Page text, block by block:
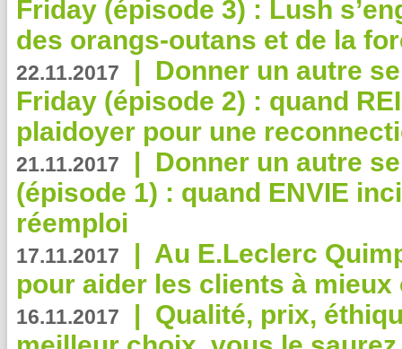
Friday (épisode 3) : Lush
des orangs-outans et de la
22.11.2017 | Donner un autre
Friday (épisode 2) : quand
plaidoyer pour une
21.11.2017 | Donner un autre
(épisode 1) : quand ENVIE
réemploi
17.11.2017 | Au E.Leclerc
pour aider les clients à
16.11.2017 | Qualité, prix,